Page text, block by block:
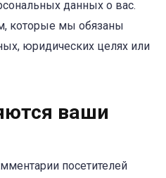
данных о вас.
которые мы обязаны
юридических целях или
ваши
посетителей